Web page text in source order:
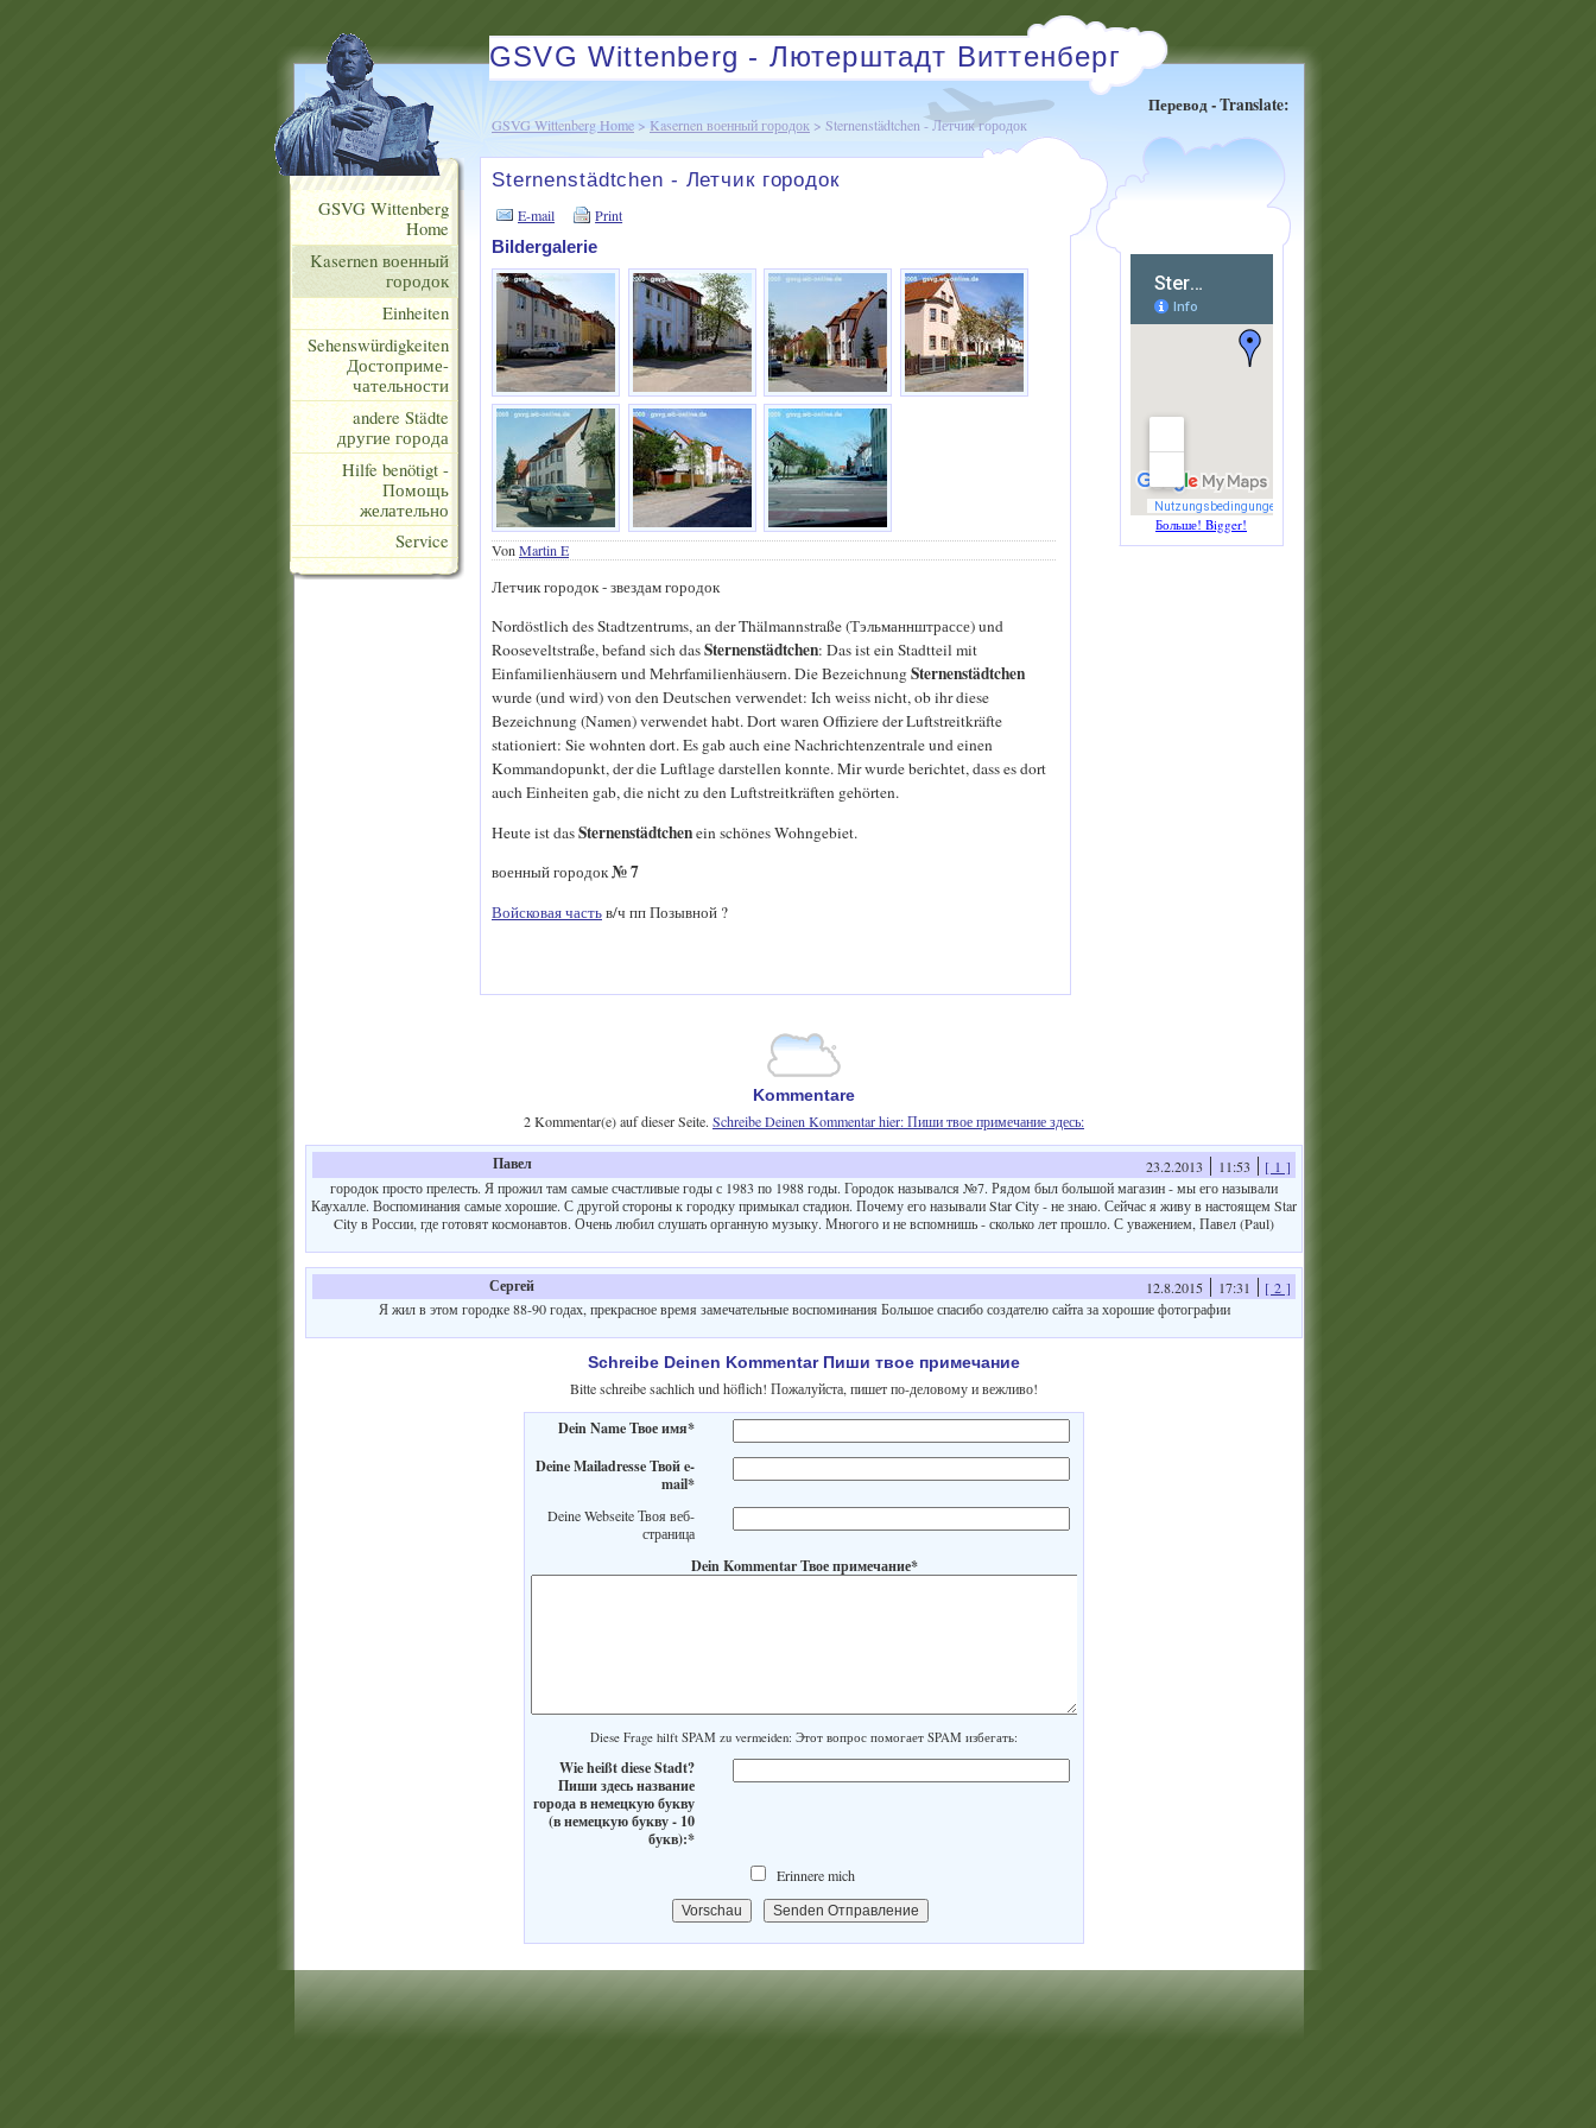
GSVG Wittenberg - Лютерштадт Виттенберг
Перевод - Translate:
GSVG Wittenberg Home> Kasernen военный городок > Sternenstädtchen - Летчик городок
GSVG Wittenberg
Home
Kasernen военный
городок
Einheiten
Sehenswürdigkeiten
Достоприме-
чательности
andere Städte
другие города
Hilfe benötigt -
Помощь
желательно
Service
Sternenstädtchen - Летчик городок
E-mail Print
Bildergalerie
Von Martin E
Летчик городок - звездам городок
Nordöstlich des Stadtzentrums, an der Thälmannstraße (Тэльманнштрассе) und
Rooseveltstraße, befand sich dasSternenstädtchen: Das ist ein Stadtteil mit
Einfamilienhäusern und Mehrfamilienhäusern. Die BezeichnungSternenstädtchen
wurde (und wird) von den Deutschen verwendet: Ich weiss nicht, ob ihr diese
Bezeichnung (Namen) verwendet habt. Dort waren Offiziere der Luftstreitkräfte
stationiert: Sie wohnten dort. Es gab auch eine Nachrichtenzentrale und einen
Kommandopunkt, der die Luftlage darstellen konnte. Mir wurde berichtet, dass es dort
auch Einheiten gab, die nicht zu den Luftstreitkräften gehörten.
Heute ist dasSternenstädtchenein schönes Wohngebiet.
военный городок№ 7
Войсковая частьв/ч пп Позывной ?
Больше! Bigger!
Kommentare
2 Kommentar(e) auf dieser Seite. Schreibe Deinen Kommentar hier: Пиши твое примечание здесь:
Павел 23.2.2013 11:53
[ 1 ]
городок просто прелесть. Я прожил там самые счастливые годы с 1983 по 1988 годы. Городок назывался №7. Рядом был большой магазин - мы его называли
Каухалле. Воспоминания самые хорошие. С другой стороны к городку примыкал стадион. Почему его называли Star Citу - не знаю. Сейчас я живу в настоящем Star
Citу в России, где готовят космонавтов. Очень любил слушать органную музыку. Многого и не вспомнишь - сколько лет прошло. С уважением, Павел (Paul)
Сергей 12.8.2015 17:31
[ 2 ]
Я жил в этом городке 88-90 годах, прекрасное время замечательные воспоминания Большое спасибо создателю сайта за хорошие фотографии
Schreibe Deinen Kommentar Пиши твое примечание
Bitte schreibe sachlich und höflich! Пожалуйста, пишет по-деловому и вежливо!
Dein Name Твое имя*
Deine Mailadresse Твой e-
mail*
Deine Webseite Твоя веб-
страница
Dein Kommentar Твое примечание*
Diese Frage hilft SPAM zu vermeiden: Этот вопрос помогает SPAM избегать:
Wie heißt diese Stadt?
Пиши здесь название
города в немецкую букву
(в немецкую букву - 10
букв):*
Erinnere mich